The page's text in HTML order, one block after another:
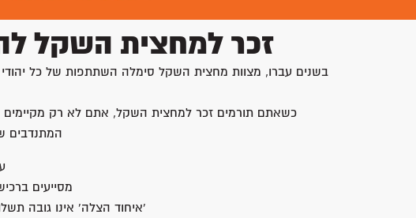
זכר למחצית השקל
בשנים עברו, מצוות מחצית השקל סימלה השתתפות של כל
כשאתם תורמים זכר למחצית השקל, אתם לא רק מקיימים
המתנדבים
מסייעים
'איחוד הצלה' אינו גובה